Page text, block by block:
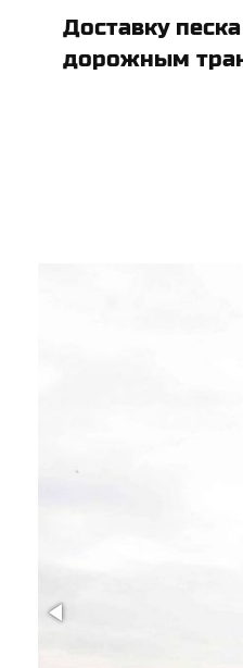
Доставку
дорожным